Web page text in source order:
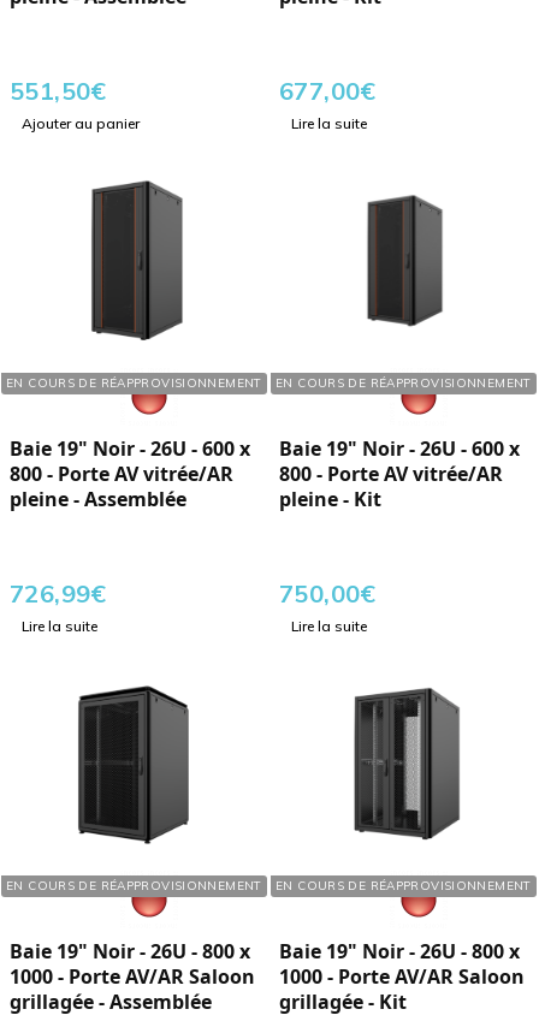
551,50€
Ajouter au panier
677,00€
Lire la suite
EN COURS DE RÉAPPROVISIONNEMENT
Réf. : 760261
Baie 19" Noir - 26U - 600 x
800 - Porte AV vitrée/AR
pleine - Assemblée
726,99€
Lire la suite
EN COURS DE RÉAPPROVISIONNEMENT
Réf. : 760266
Baie 19" Noir - 26U - 600 x
800 - Porte AV vitrée/AR
pleine - Kit
750,00€
Lire la suite
EN COURS DE RÉAPPROVISIONNEMENT
Réf. : 760264
Baie 19" Noir - 26U - 800 x
1000 - Porte AV/AR Saloon
grillagée - Assemblée
EN COURS DE RÉAPPROVISIONNEMENT
Réf. : 760269
Baie 19" Noir - 26U - 800 x
1000 - Porte AV/AR Saloon
grillagée - Kit